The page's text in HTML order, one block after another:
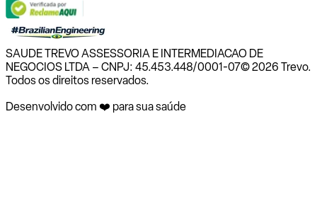
SAUDE TREVO ASSESSORIA E INTERMEDIACAO DE
NEGOCIOS LTDA – CNPJ: 45.453.448/0001-07© 2026 Trevo.
Todos os direitos reservados.
Desenvolvido com ❤️ para sua saúde